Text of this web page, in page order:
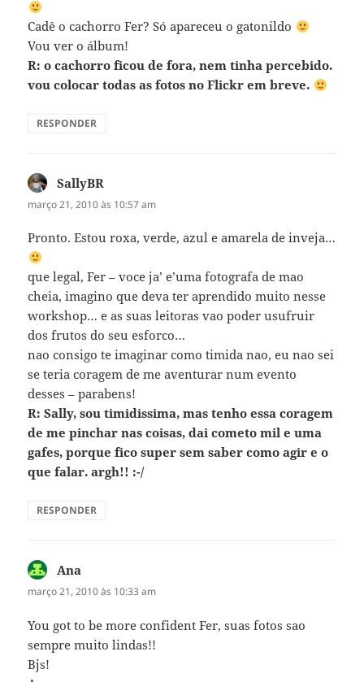
Cadê o cachorro Fer? Só apareceu o gatonildo
Vou ver o álbum!
R: o cachorro ficou de fora, nem tinha percebido.
vou colocar todas as fotos no Flickr em breve.
RESPONDER
SallyBR
março 21, 2010 às 10:57 am
Pronto. Estou roxa, verde, azul e amarela de inveja…
que legal, Fer – voce ja’ e’uma fotografa de mao
cheia, imagino que deva ter aprendido muito nesse
workshop… e as suas leitoras vao poder usufruir
dos frutos do seu esforco…
nao consigo te imaginar como timida nao, eu nao sei
se teria coragem de me aventurar num evento
desses – parabens!
R: Sally, sou timidissima, mas tenho essa coragem
de me pinchar nas coisas, dai cometo mil e uma
gafes, porque fico super sem saber como agir e o
que falar. argh!! :-/
RESPONDER
Ana
março 21, 2010 às 10:33 am
You got to be more confident Fer, suas fotos sao
sempre muito lindas!!
Bjs!